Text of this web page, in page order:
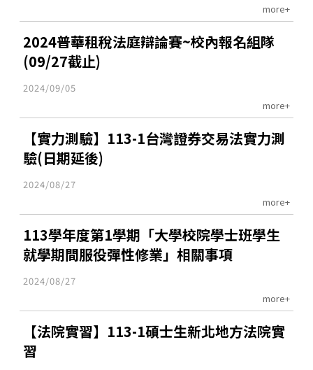
more+
2024普華租稅法庭辯論賽~校內報名組隊
(09/27截止)
2024/09/05
more+
【實力測驗】113-1台灣證券交易法實力測
驗(日期延後)
2024/08/27
more+
113學年度第1學期「大學校院學士班學生
就學期間服役彈性修業」相關事項
2024/08/27
more+
【法院實習】113-1碩士生新北地方法院實
習